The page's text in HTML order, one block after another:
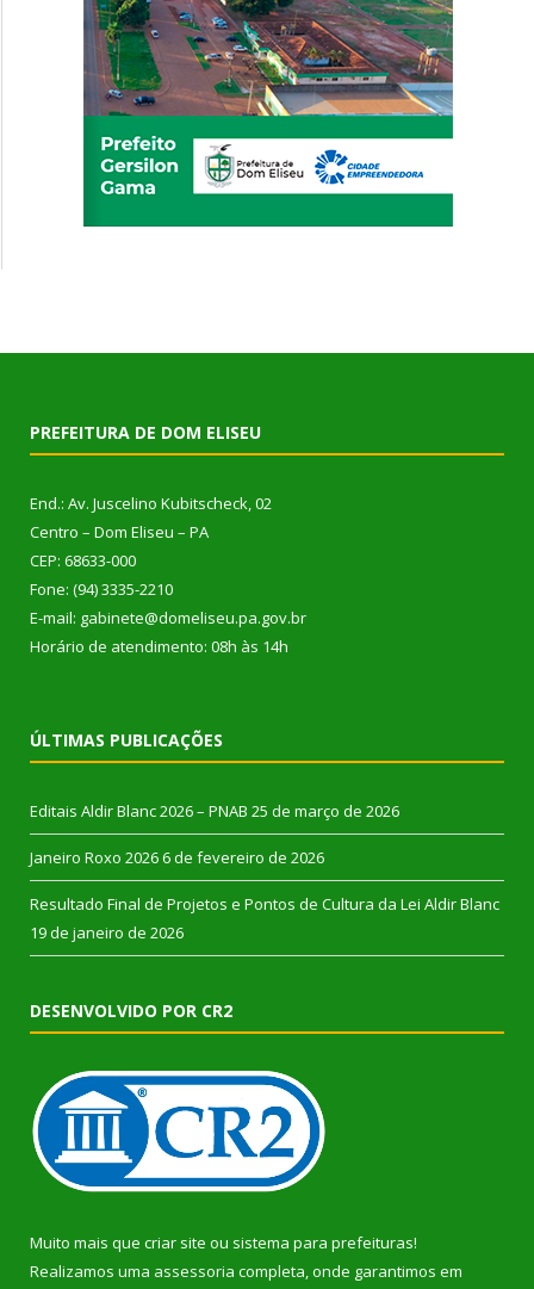
PREFEITURA DE DOM ELISEU
End.: Av. Juscelino Kubitscheck, 02
Centro – Dom Eliseu – PA
CEP: 68633-000
Fone: (94) 3335-2210
E-mail: gabinete@domeliseu.pa.gov.br
Horário de atendimento: 08h às 14h
ÚLTIMAS PUBLICAÇÕES
Editais Aldir Blanc 2026 – PNAB 25 de março de 2026
Janeiro Roxo 2026 6 de fevereiro de 2026
Resultado Final de Projetos e Pontos de Cultura da Lei Aldir Blanc
19 de janeiro de 2026
DESENVOLVIDO POR CR2
Muito mais que criar site ou sistema para prefeituras!
Realizamos uma assessoria completa, onde garantimos em